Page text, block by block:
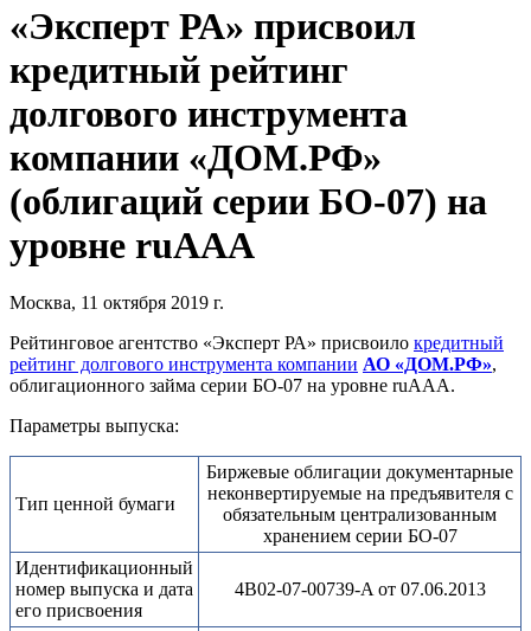
«Эксперт РА» присвоил
кредитный рейтинг
долгового инструмента
компании «ДОМ.РФ»
(облигаций серии БО-07) на
уровне ruАAA
Москва, 11 октября 2019 г.
Рейтинговое агентство «Эксперт РА» присвоило кредитный
рейтинг долгового инструмента компании АО «ДОМ.РФ»,
облигационного займа серии БО-07 на уровне ruAАА.
Параметры выпуска:
Тип ценной бумаги
Биржевые облигации документарные
неконвертируемые на предъявителя с
обязательным централизованным
хранением серии БО-07
Идентификационный
номер выпуска и дата
его присвоения
4B02-07-00739-A от 07.06.2013